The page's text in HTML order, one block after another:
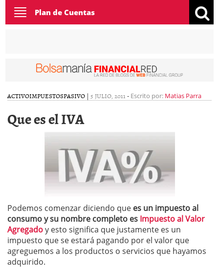
Toggle
navigation
Plan de Cuentas
ACTIVOIMPUESTOSPASIVO | 5 JULIO, 2011 - Escrito por: Matias Parra
Que es el IVA
Podemos comenzar diciendo que es un impuesto al
consumo y su nombre completo es Impuesto al Valor
Agregadoy esto significa que justamente es un
impuesto que se estará pagando por el valor que
agreguemos a los productos o servicios que hayamos
adquirido.